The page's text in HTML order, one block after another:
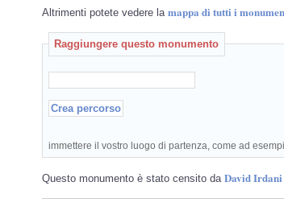
Altrimenti potete vedere la mappa di tutti i
Raggiungere questo monumento
immettere il vostro luogo di partenza, come ad
Questo monumento è stato censito da David Irdani